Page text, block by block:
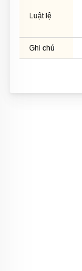
Luật lệ
Ghi chú